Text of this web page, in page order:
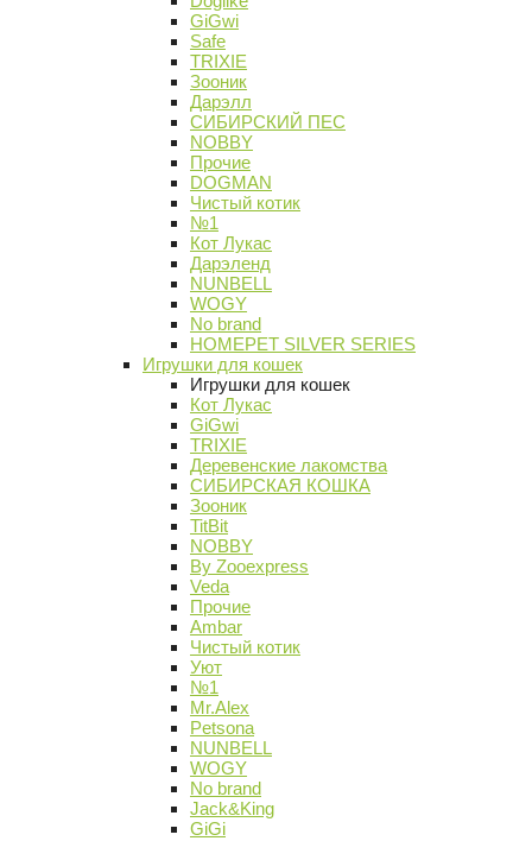
GiGwi
Safe
TRIXIE
Зооник
Дарэлл
СИБИРСКИЙ ПЕС
NOBBY
Прочие
DOGMAN
Чистый котик
№1
Кот Лукас
Дарэленд
NUNBELL
WOGY
No brand
HOMEPET SILVER SERIES
Игрушки для кошек
Игрушки для кошек
Кот Лукас
GiGwi
TRIXIE
Деревенские лакомства
СИБИРСКАЯ КОШКА
Зооник
TitBit
NOBBY
By Zooexpress
Veda
Прочие
Ambar
Чистый котик
Уют
№1
Mr.Alex
Petsona
NUNBELL
WOGY
No brand
Jack&King
GiGi